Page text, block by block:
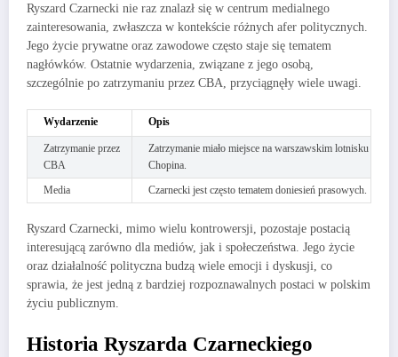
Ryszard Czarnecki nie raz znalazł się w centrum medialnego
zainteresowania, zwłaszcza w kontekście różnych afer politycznych.
Jego życie prywatne oraz zawodowe często staje się tematem
nagłówków. Ostatnie wydarzenia, związane z jego osobą,
szczególnie po zatrzymaniu przez CBA, przyciągnęły wiele uwagi.
Wydarzenie Opis
Zatrzymanie przez
CBA
Zatrzymanie miało miejsce na warszawskim lotnisku
Chopina.
Media
Czarnecki jest często tematem doniesień prasowych.
Ryszard Czarnecki, mimo wielu kontrowersji, pozostaje postacią
interesującą zarówno dla mediów, jak i społeczeństwa. Jego życie
oraz działalność polityczna budzą wiele emocji i dyskusji, co
sprawia, że jest jedną z bardziej rozpoznawalnych postaci w polskim
życiu publicznym.
Historia Ryszarda Czarneckiego